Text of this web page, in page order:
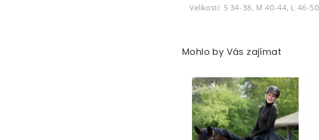
Velikosti: S 34-38, M 40-44, L 46-50
Mohlo by Vás zajímat